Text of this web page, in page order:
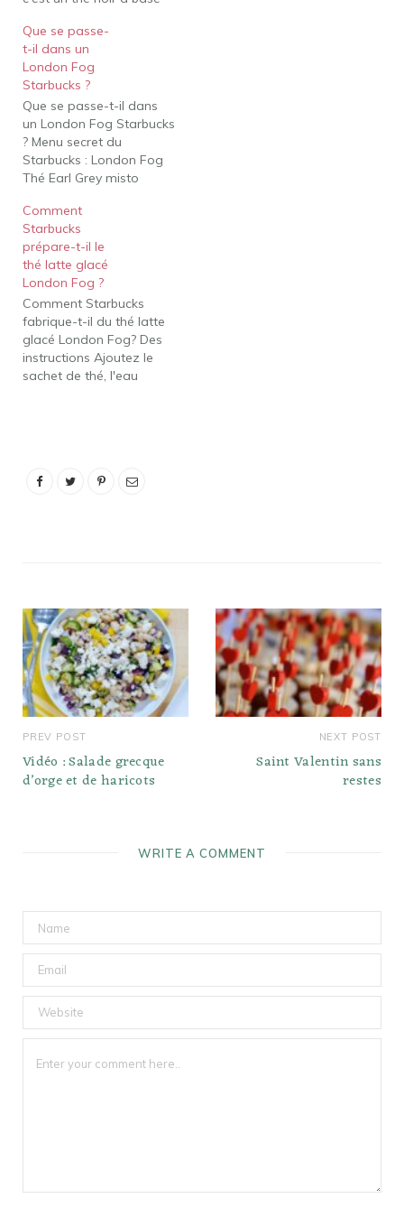
une combinaison de
floral, sucré, amer et
acide. De plus, il y a de
l'arôme de vanille et du
lait ajoutés…
Que se passe-
t-il dans un
London Fog
Starbucks ?
Que se passe-t-il dans
un London Fog Starbucks
? Menu secret du
Starbucks : London Fog
Thé Earl Grey misto
sirop de vanille. 2
pompes de sirop de
caramel (facultatif)
Comment Starbucks
fabrique-t-il un latte
glacé London Fog ?
Comment faire un
London Fog Latte glacé…
Comment
Starbucks
prépare-t-il le
thé latte glacé
London Fog ?
Comment Starbucks
fabrique-t-il du thé latte
glacé London Fog? Des
instructions Ajoutez le
sachet de thé, l'eau
lait. Retirez le sachet de
PREV POST
Vidéo : Salade grecque
d’orge et de haricots
NEXT POST
Saint Valentin sans
restes
WRITE A COMMENT